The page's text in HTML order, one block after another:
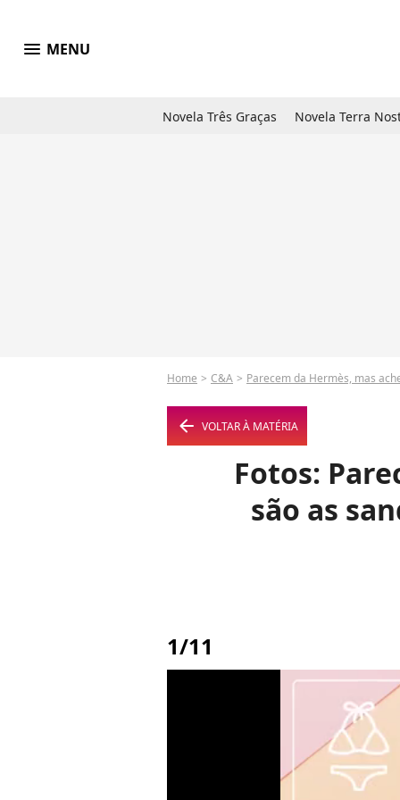
menu MENU
Novela Três Graças Novela Terra
Home C&A Parecem da Hermès, mas
arrow_left VOLTAR À MATÉRIA
Fotos:
são as
1/11